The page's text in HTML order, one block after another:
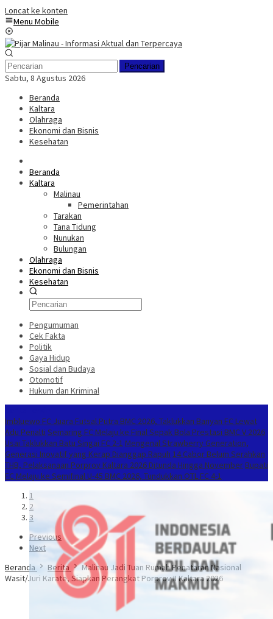
Loncat ke konten
Menu Mobile
Pencarian
Sabtu, 8 Agustus 2026
Beranda
Kaltara
Olahraga
Ekonomi dan Bisnis
Kesehatan
Beranda
Kaltara
Malinau
Pemerintahan
Tarakan
Tana Tidung
Nunukan
Bulungan
Olahraga
Ekonomi dan Bisnis
Kesehatan
Pengumuman
Cek Fakta
Politik
Gaya Hidup
Sosial dan Budaya
Otomotif
Hukum dan Kriminal
Imbluewo FC Juara Futsal Putra BMC 2026, Taklukkan Banyan FC Lewat
Adu Penalti Semaring FC Melaju ke Final Sepak Bola Prestasi BMC V 2026
Usai Taklukkan Batu Singai FC 2-1 Mengenal Strawberry Generation,
Generasi Inovatif yang Kerap Dianggap Rapuh 14 Cabor Belum Serahkan
THB, Pelaksanaan Porprov Kaltara 2026 Ditunda Hingga NovemberBupati
FC Melaju ke Semifinal U-45 BMC 2026, Tundukkan OTL FC 4-1
1
2
3
Previous
Next
Beranda
Berita
Malinau Jadi Tuan Rumah Penataran Nasional
Wasit/Juri Karate, Siapkan Perangkat Porprov II Kaltara 2026